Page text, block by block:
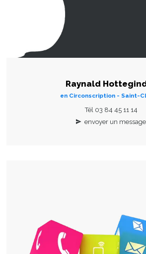
Raynald
en Circonscription - Saint-
Tél 03 84 45 11 14
envoyer un message